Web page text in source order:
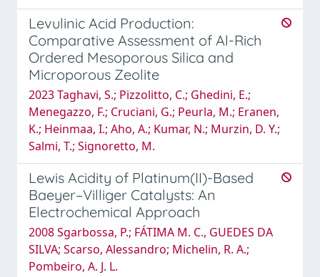
Levulinic Acid Production:
Comparative Assessment of Al-Rich
Ordered Mesoporous Silica and
Microporous Zeolite
2023 Taghavi, S.; Pizzolitto, C.; Ghedini, E.;
Menegazzo, F.; Cruciani, G.; Peurla, M.; Eranen,
K.; Heinmaa, I.; Aho, A.; Kumar, N.; Murzin, D. Y.;
Salmi, T.; Signoretto, M.
Lewis Acidity of Platinum(II)-Based
Baeyer–Villiger Catalysts: An
Electrochemical Approach
2008 Sgarbossa, P.; FÁTIMA M. C., GUEDES DA
SILVA; Scarso, Alessandro; Michelin, R. A.;
Pombeiro, A. J. L.